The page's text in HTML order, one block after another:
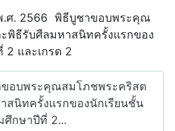
.ศ. 2566 พิธีบูชาขอบพระคุณ
พิธีรับศีลมหาสนิทครั้งแรกของ
2 และเกรด 2
ขอบพระคุณสมโภชพระคริสต
นิทครั้งแรกของนักเรียนชั้น
ศึกษาปีที่ 2...